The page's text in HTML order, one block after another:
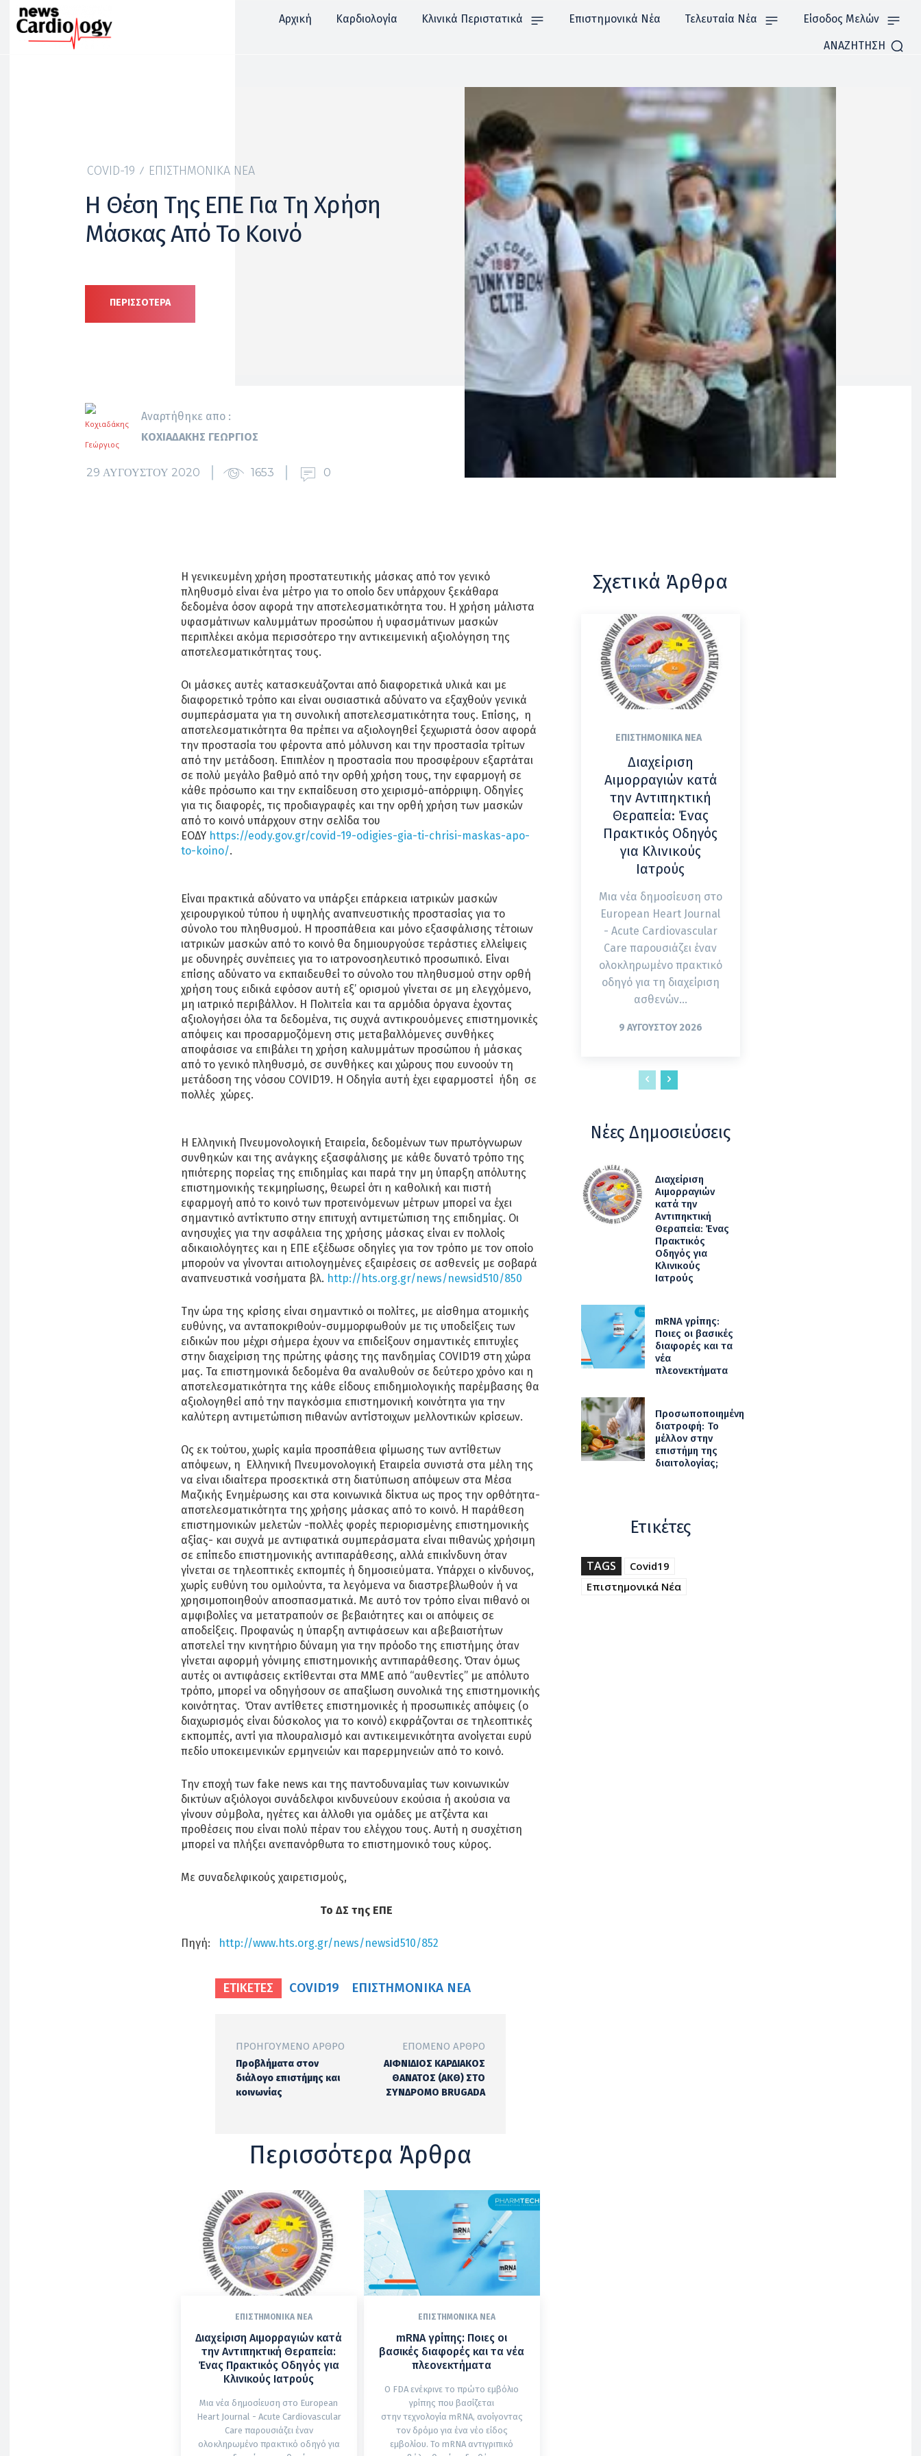
Αρχική Καρδιολογία Κλινικά Περιστατικά Επιστημονικά Νέα Τελευταία Νέα Είσοδος Μελών
ΑΝΑΖΗΤΗΣΗ
COVID-19 ΕΠΙΣΤΗΜΟΝΙΚΆ ΝΈΑ
Η Θέση Της ΕΠΕ Για Τη Χρήση
Μάσκας Από Το Κοινό
ΠΕΡΙΣΣΟΤΕΡΑ
Αναρτήθηκε απο :
ΚΟΧΙΑΔΆΚΗΣ ΓΕΏΡΓΙΟΣ
29 ΑΥΓΟΎΣΤΟΥ 2020 1653 0
Η γενικευμένη χρήση προστατευτικής μάσκας από τον γενικό
πληθυσμό είναι ένα μέτρο για το οποίο δεν υπάρχουν ξεκάθαρα
δεδομένα όσον αφορά την αποτελεσματικότητα του. Η χρήση μάλιστα
υφασμάτινων καλυμμάτων προσώπου ή υφασμάτινων μασκών
περιπλέκει ακόμα περισσότερο την αντικειμενική αξιολόγηση της
αποτελεσματικότητας τους.
Οι μάσκες αυτές κατασκευάζονται από διαφορετικά υλικά και με
διαφορετικό τρόπο και είναι ουσιαστικά αδύνατο να εξαχθούν γενικά
συμπεράσματα για τη συνολική αποτελεσματικότητα τους. Επίσης, η
αποτελεσματικότητα θα πρέπει να αξιολογηθεί ξεχωριστά όσον αφορά
την προστασία του φέροντα από μόλυνση και την προστασία τρίτων
από την μετάδοση. Επιπλέον η προστασία που προσφέρουν εξαρτάται
σε πολύ μεγάλο βαθμό από την ορθή χρήση τους, την εφαρμογή σε
κάθε πρόσωπο και την εκπαίδευση στο χειρισμό-απόρριψη. Οδηγίες
για τις διαφορές, τις προδιαγραφές και την ορθή χρήση των μασκών
από το κοινό υπάρχουν στην σελίδα του
ΕΟΔΥ https://eody.gov.gr/covid-19-odigies-gia-ti-chrisi-maskas-apo-
to-koino/.
Είναι πρακτικά αδύνατο να υπάρξει επάρκεια ιατρικών μασκών
χειρουργικού τύπου ή υψηλής αναπνευστικής προστασίας για το
σύνολο του πληθυσμού. Η προσπάθεια και μόνο εξασφάλισης τέτοιων
ιατρικών μασκών από το κοινό θα δημιουργούσε τεράστιες ελλείψεις
με οδυνηρές συνέπειες για το ιατρονοσηλευτικό προσωπικό. Είναι
επίσης αδύνατο να εκπαιδευθεί το σύνολο του πληθυσμού στην ορθή
χρήση τους ειδικά εφόσον αυτή εξ’ ορισμού γίνεται σε μη ελεγχόμενο,
μη ιατρικό περιβάλλον. Η Πολιτεία και τα αρμόδια όργανα έχοντας
αξιολογήσει όλα τα δεδομένα, τις συχνά αντικρουόμενες επιστημονικές
απόψεις και προσαρμοζόμενη στις μεταβαλλόμενες συνθήκες
αποφάσισε να επιβάλει τη χρήση καλυμμάτων προσώπου ή μάσκας
από το γενικό πληθυσμό, σε συνθήκες και χώρους που ευνοούν τη
μετάδοση της νόσου COVID19. H Οδηγία αυτή έχει εφαρμοστεί ήδη σε
πολλές χώρες.
Η Ελληνική Πνευμονολογική Εταιρεία, δεδομένων των πρωτόγνωρων
συνθηκών και της ανάγκης εξασφάλισης με κάθε δυνατό τρόπο της
ηπιότερης πορείας της επιδημίας και παρά την μη ύπαρξη απόλυτης
επιστημονικής τεκμηρίωσης, θεωρεί ότι η καθολική και πιστή
εφαρμογή από το κοινό των προτεινόμενων μέτρων μπορεί να έχει
σημαντικό αντίκτυπο στην επιτυχή αντιμετώπιση της επιδημίας. Οι
ανησυχίες για την ασφάλεια της χρήσης μάσκας είναι εν πολλοίς
αδικαιολόγητες και η ΕΠΕ εξέδωσε οδηγίες για τον τρόπο με τον οποίο
μπορούν να γίνονται αιτιολογημένες εξαιρέσεις σε ασθενείς με σοβαρά
αναπνευστικά νοσήματα βλ. http://hts.org.gr/news/newsid510/850
Την ώρα της κρίσης είναι σημαντικό οι πολίτες, με αίσθημα ατομικής
ευθύνης, να ανταποκριθούν-συμμορφωθούν με τις υποδείξεις των
ειδικών που μέχρι σήμερα έχουν να επιδείξουν σημαντικές επιτυχίες
στην διαχείριση της πρώτης φάσης της πανδημίας COVID19 στη χώρα
μας. Τα επιστημονικά δεδομένα θα αναλυθούν σε δεύτερο χρόνο και η
αποτελεσματικότητα της κάθε είδους επιδημιολογικής παρέμβασης θα
αξιολογηθεί από την παγκόσμια επιστημονική κοινότητα για την
καλύτερη αντιμετώπιση πιθανών αντίστοιχων μελλοντικών κρίσεων.
Ως εκ τούτου, χωρίς καμία προσπάθεια φίμωσης των αντίθετων
απόψεων, η Ελληνική Πνευμονολογική Εταιρεία συνιστά στα μέλη της
να είναι ιδιαίτερα προσεκτικά στη διατύπωση απόψεων στα Μέσα
Μαζικής Ενημέρωσης και στα κοινωνικά δίκτυα ως προς την ορθότητα-
αποτελεσματικότητα της χρήσης μάσκας από το κοινό. Η παράθεση
επιστημονικών μελετών -πολλές φορές περιορισμένης επιστημονικής
αξίας- και συχνά με αντιφατικά συμπεράσματα είναι πιθανώς χρήσιμη
σε επίπεδο επιστημονικής αντιπαράθεσης, αλλά επικίνδυνη όταν
γίνεται σε τηλεοπτικές εκπομπές ή δημοσιεύματα. Υπάρχει ο κίνδυνος,
χωρίς ευθύνη του ομιλούντα, τα λεγόμενα να διαστρεβλωθούν ή να
χρησιμοποιηθούν αποσπασματικά. Με αυτό τον τρόπο είναι πιθανό οι
αμφιβολίες να μετατραπούν σε βεβαιότητες και οι απόψεις σε
αποδείξεις. Προφανώς η ύπαρξη αντιφάσεων και αβεβαιοτήτων
αποτελεί την κινητήριο δύναμη για την πρόοδο της επιστήμης όταν
γίνεται αφορμή γόνιμης επιστημονικής αντιπαράθεσης. Όταν όμως
αυτές οι αντιφάσεις εκτίθενται στα ΜΜΕ από “αυθεντίες” με απόλυτο
τρόπο, μπορεί να οδηγήσουν σε απαξίωση συνολικά της επιστημονικής
κοινότητας. Όταν αντίθετες επιστημονικές ή προσωπικές απόψεις (ο
διαχωρισμός είναι δύσκολος για το κοινό) εκφράζονται σε τηλεοπτικές
εκπομπές, αντί για πλουραλισμό και αντικειμενικότητα ανοίγεται ευρύ
πεδίο υποκειμενικών ερμηνειών και παρερμηνειών από το κοινό.
Την εποχή των fake news και της παντοδυναμίας των κοινωνικών
δικτύων αξιόλογοι συνάδελφοι κινδυνεύουν εκούσια ή ακούσια να
γίνουν σύμβολα, ηγέτες και άλλοθι για ομάδες με ατζέντα και
προθέσεις που είναι πολύ πέραν του ελέγχου τους. Αυτή η συσχέτιση
μπορεί να πλήξει ανεπανόρθωτα το επιστημονικό τους κύρος.
Με συναδελφικούς χαιρετισμούς,
Το ΔΣ της ΕΠΕ
Πηγή: http://www.hts.org.gr/news/newsid510/852
ΕΤΙΚΕΤΕΣ COVID19 ΕΠΙΣΤΗΜΟΝΙΚΆ ΝΈΑ
ΠΡΟΗΓΟΎΜΕΝΟ ΆΡΘΡΟ
Προβλήματα στον
διάλογο επιστήμης και
κοινωνίας
ΕΠΌΜΕΝΟ ΆΡΘΡΟ
ΑΙΦΝΙΔΙΟΣ ΚΑΡΔΙΑΚΟΣ
ΘΑΝΑΤΟΣ (ΑΚΘ) ΣΤΟ
ΣΥΝΔΡΟΜΟ BRUGADA
Περισσότερα Άρθρα
ΕΠΙΣΤΗΜΟΝΙΚΆ ΝΈΑ
Διαχείριση Αιμορραγιών κατά
την Αντιπηκτική Θεραπεία:
Ένας Πρακτικός Οδηγός για
Κλινικούς Ιατρούς
Μια νέα δημοσίευση στο European
Heart Journal - Acute Cardiovascular
Care παρουσιάζει έναν
ολοκληρωμένο πρακτικό οδηγό για
ΕΠΙΣΤΗΜΟΝΙΚΆ ΝΈΑ
mRNA γρίπης: Ποιες οι
βασικές διαφορές και τα νέα
πλεονεκτήματα
Ο FDA ενέκρινε το πρώτο εμβόλιο
γρίπης που βασίζεται
στην τεχνολογία mRNA, ανοίγοντας
τον δρόμο για ένα νέο είδος
εμβολίου. Το mRNA αντιγριπικό
Σχετικά Άρθρα
ΕΠΙΣΤΗΜΟΝΙΚΆ ΝΈΑ
Διαχείριση
Αιμορραγιών κατά
την Αντιπηκτική
Θεραπεία: Ένας
Πρακτικός Οδηγός
για Κλινικούς
Ιατρούς
Μια νέα δημοσίευση στο
European Heart Journal
- Acute Cardiovascular
Care παρουσιάζει έναν
ολοκληρωμένο πρακτικό
οδηγό για τη διαχείριση
ασθενών...
9 ΑΥΓΟΎΣΤΟΥ 2026
Νέες Δημοσιεύσεις
Διαχείριση
Αιμορραγιών
κατά την
Αντιπηκτική
Θεραπεία: Ένας
Πρακτικός
Οδηγός για
Κλινικούς
Ιατρούς
mRNA γρίπης:
Ποιες οι βασικές
διαφορές και τα
νέα
πλεονεκτήματα
Προσωποποιημένη
διατροφή: Το
μέλλον στην
επιστήμη της
διαιτολογίας;
Ετικέτες
TAGS
Covid19
Επιστημονικά Νέα